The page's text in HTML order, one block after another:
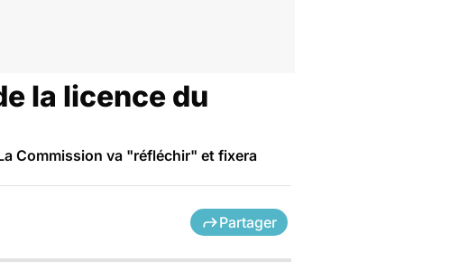
la licence du
Commission va "réfléchir" et fixera
Partager